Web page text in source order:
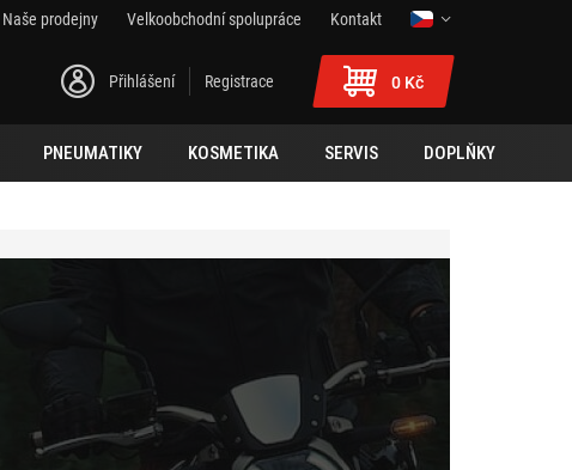
Naše prodejny Velkoobchodní spolupráce
Kontakt
Přihlášení Registrace 0 Kč
PNEUMATIKY KOSMETIKA SERVIS DOPLŇKY